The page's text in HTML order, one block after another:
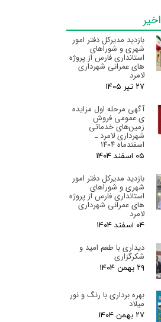
اخیر
بازدید مدیرکل دفتر امور
شهری و شوراهای
استانداری فارس از پروژه
های عمرانی شهرداری
لامرد
۲۷ تیر ۰۵
آگهی مرحله اول مزایده
ی عمومی فروش
زمین‌های خدماتی
شهرداری لامرد ـ
اسفندماه ۱۴۰۴
۰۵ اسفند ۰۴
بازدید مدیرکل دفتر امور
شهری و شوراهای
استانداری فارس از پروژه
های عمرانی شهرداری
لامرد
۰۴ اسفند ۰۴
دیداری با طعم امید و
شکرگزاری
۲۹ بهمن ۰۴
بهره برداری با رنگ و نور
میلاد
۲۷ بهمن ۰۴